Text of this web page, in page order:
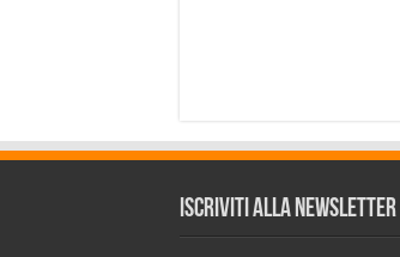
Iscriviti alla Newsletter